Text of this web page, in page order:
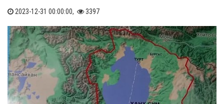
2023-12-31 00:00:00, 3397